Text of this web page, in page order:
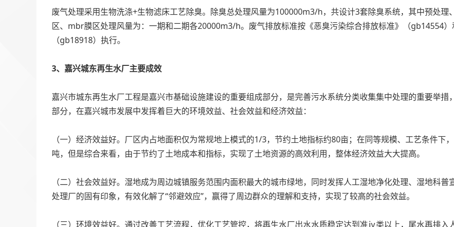
废气处理采用生物洗涤+生物滤床工艺除臭。除臭总处理风量为100000m3/h，共设计3套除臭系统，其中预处
区、mbr膜区处理风量为：一期和二期各20000m3/h。废气排放标准按《恶臭污染综合排放标准》（gb14554
（gb18918）执行。
3、嘉兴城东再生水厂主要成效
嘉兴市城东再生水厂工程是嘉兴市基础设施建设的重要组成部分，是完善污水系统分类收集集中处理的重要举
部分，在嘉兴城市发展中发挥着巨大的环境效益、社会效益和经济效益：
（一）经济效益好。厂区内占地面积仅为常规地上模式的1/3，节约土地指标约80亩；在同等规模、工艺条件下
吨，但是综合来看，由于节约了土地成本和指标，实现了土地资源的高效利用，整体经济效益大大提高。
（二）社会效益好。湿地成为周边城镇服务范围内面积最大的城市绿地，同时发挥人工湿地净化处理、湿地科
处理厂的固有印象，有效化解了“邻避效应”，赢得了周边群众的理解和支持，实现了较高的社会效益。
（三）环境效益好。通过改善工艺流程，优化工艺管控，将再生水厂出水水质稳定达到准ⅳ类以上，尾水再排